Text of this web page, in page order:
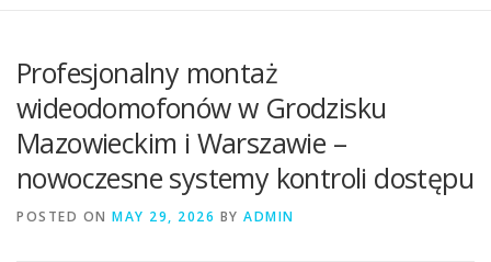
MONTAŻ WIDEDOMOFONÓW
MONTAŻU WIZJERÓW Z KAMERĄ BLOG
KONTAKT
PL
Profesjonalny montaż
wideodomofonów w Grodzisku
Mazowieckim i Warszawie –
nowoczesne systemy kontroli dostępu
POSTED ON MAY 29, 2026 BY ADMIN